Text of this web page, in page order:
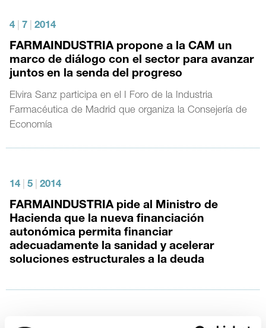
4 7 2014
FARMAINDUSTRIA propone a la CAM un
marco de diálogo con el sector para avanzar
juntos en la senda del progreso
Elvira Sanz participa en el I Foro de la Industria
Farmacéutica de Madrid que organiza la Consejería de
Economía
14 5 2014
FARMAINDUSTRIA pide al Ministro de
Hacienda que la nueva financiación
autonómica permita financiar
adecuadamente la sanidad y acelerar
soluciones estructurales a la deuda